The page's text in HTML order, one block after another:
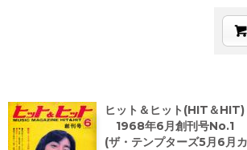
ヒット＆ヒット(HIT＆HIT)
1968年6月創刊号No.1
(ザ・テンプターズ5月6月